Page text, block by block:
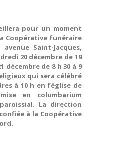
pour un moment
Coopérative funéraire
Saint-Jacques,
20 décembre de 19
décembre de 8 h 30 à 9
qui sera célébré
à 10 h en l’église de
en columbarium
La direction
à la Coopérative